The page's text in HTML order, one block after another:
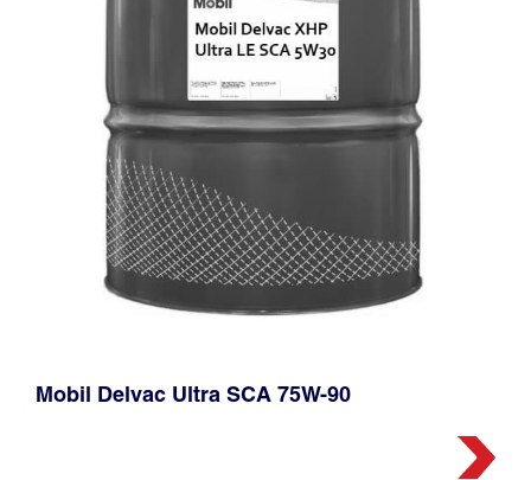
Mobil Delvac Ultra SCA 75W-90